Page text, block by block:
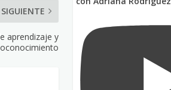
SIGUIENTE
aprendizaje y